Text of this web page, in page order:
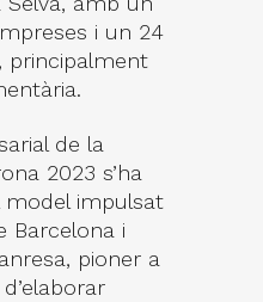
i un 24
principalment
de la
2023 s’ha
model impulsat
Barcelona i
pioner a